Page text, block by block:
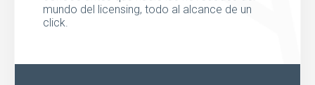
mundo del licensing, todo al alcance de un
click.